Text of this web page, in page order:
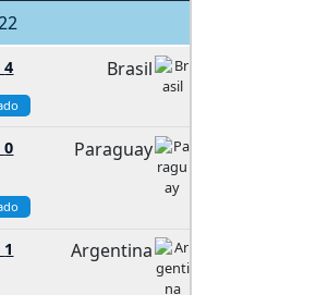
4 Brasil
0 Paraguay
1 Argentina